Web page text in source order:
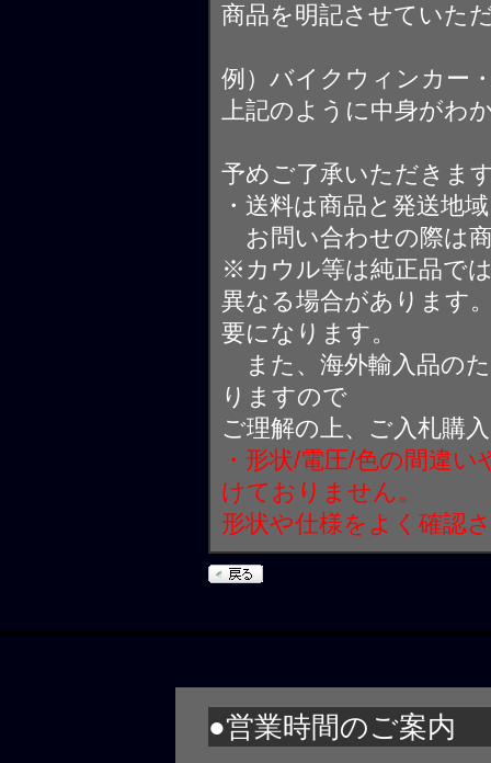
商品を明記させていた
例）バイクウィンカー
上記のように中身がわ
予めご了承いただきま
・送料は商品と発送地
お問い合わせの際は
※カウル等は純正品で
異なる場合があります
要になります。
また、海外輸入品の
りますので
ご理解の上、ご入札購
・形状/電圧/色の間違
けておりません。
形状や仕様をよく確認
●営業時間のご案内